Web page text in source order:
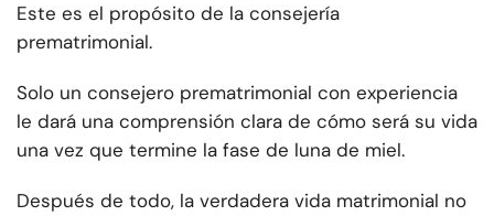
Este es el propósito de la consejería
prematrimonial.
Solo un consejero prematrimonial con experiencia
le dará una comprensión clara de cómo será su vida
una vez que termine la fase de luna de miel.
Después de todo, la verdadera vida matrimonial no